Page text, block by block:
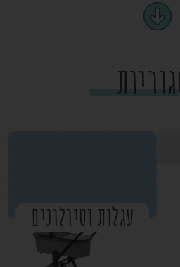
עגלות וטיולונים